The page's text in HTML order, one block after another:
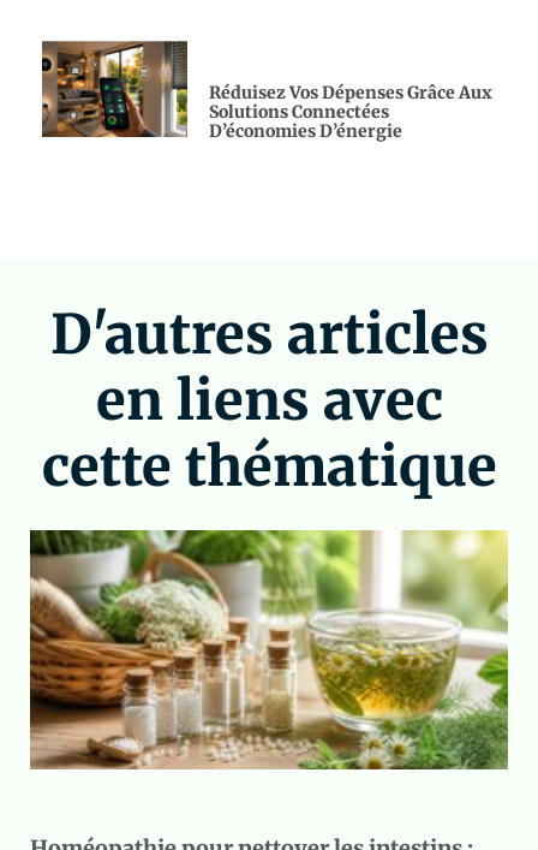
Réduisez Vos Dépenses Grâce Aux
Solutions Connectées
D’économies D’énergie
D'autres articles
en liens avec
cette thématique